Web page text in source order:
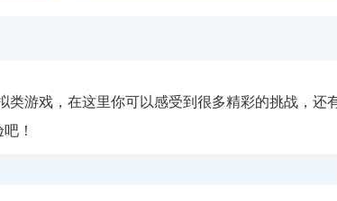
游戏，在这里你可以感受到很多精彩的挑战，还
！